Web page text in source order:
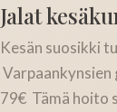
Jalat
Kesän suosikki
79€ Tämä hoito